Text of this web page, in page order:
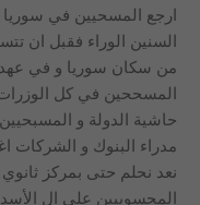
ارجع المسحيين في
المسححين في كل الوزرات
حاشية الدولة و
مدراء البنوك و الشركات
نعد نحلم حتى بمركز
المحسوبيين على ال